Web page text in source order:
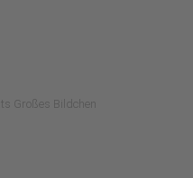
Großes Bildchen